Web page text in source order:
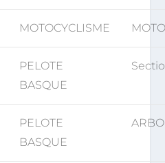
MOTOCYCLISME
PELOTE
BASQUE
PELOTE
BASQUE